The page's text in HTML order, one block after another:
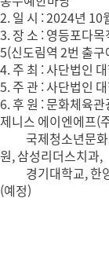
2. 일 시 : 2024년 10
3. 장 소 : 영등포다
5(신도림역 2번 출
4. 주 최 : 사단법인
5. 주 관 : 사단법인
6. 후 원 : 문화체육
제니스 에이엔에프(
국제청소년문화
원, 삼성리더스치과,
경기대학교, 한양
(예정)